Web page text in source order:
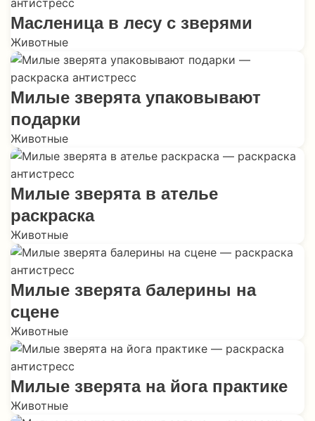
Масленица в лесу с зверями
Животные
Милые зверята упаковывают
подарки
Животные
Милые зверята в ателье
раскраска
Животные
Милые зверята балерины на
сцене
Животные
Милые зверята на йога практике
Животные